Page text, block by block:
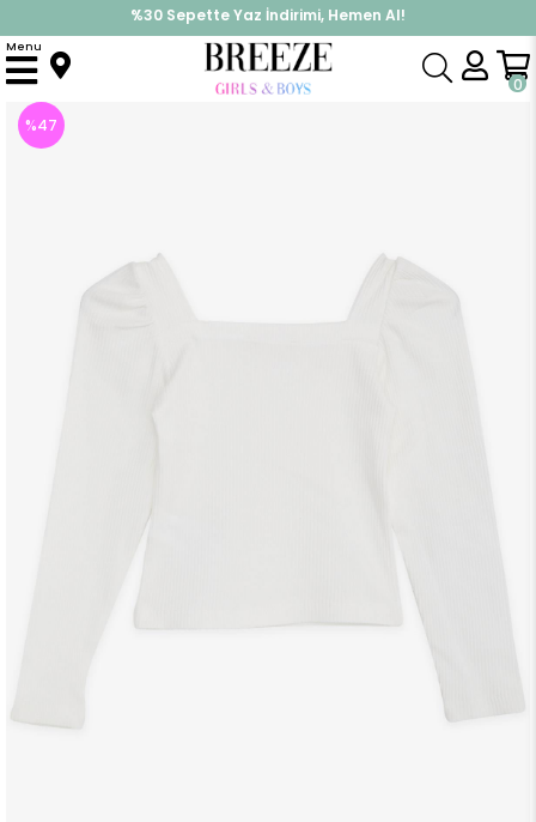
%30 Sepette Yaz İndirimi, Hemen Al!
İndirimlere ek %10 İndirimi Kap, Hemen Üye Ol!
0
Menu
Anasayfa Üst Giyim Uzun Kollu Tişört Kız Çocuk Kare Yaka Uzun Kollu Bluz Fitilli Crop Ekru (14 Yaş)
%47